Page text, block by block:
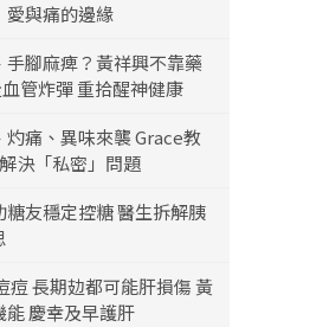
愛與痛的邊緣
手腳麻痺？黃祥興不靠藥
管炸彈 重拾醒神健康
灼痛、異味來襲 Grace教
決「私密」問題
糖友穩定控糖 醫生拆解胰
痘 長期攰都可能肝損傷 黃
能 慶幸及早護肝